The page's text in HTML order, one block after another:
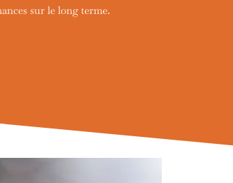
sur le long terme.